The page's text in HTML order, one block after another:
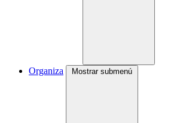
Organiza Mostrar submenú